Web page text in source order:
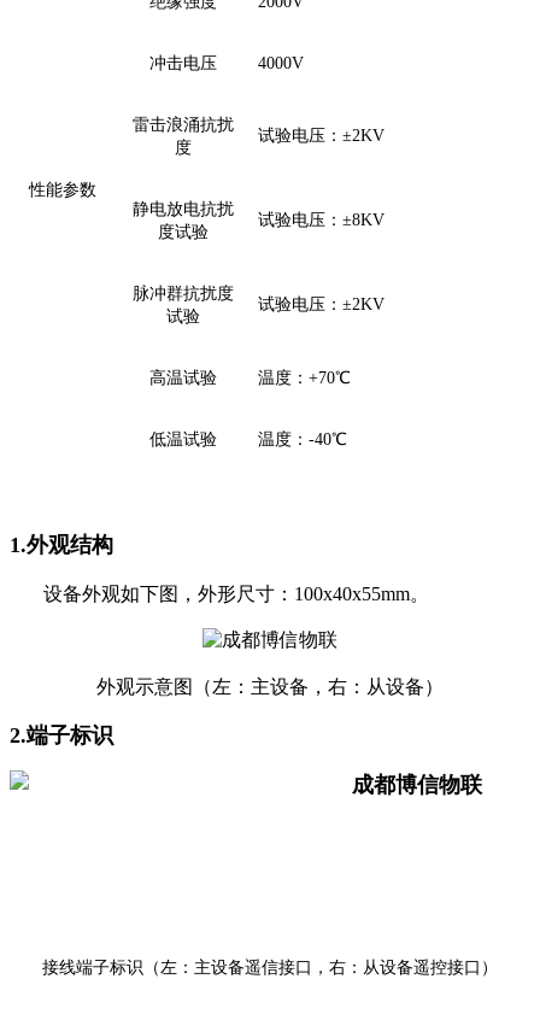
性能参数
冲击电压 4000V
雷击浪涌抗扰
度
试验电压： ±2KV
静电放电抗扰
度试验
试验电压： ±8KV
脉冲群抗扰度
试验
试验电压： ±2KV
高温试验 温度 ： +70℃
低温试验 温度 ： -40℃
1.外观结构
设备外观如下图，外形尺寸：100x40x55mm。
外观示意图（左：主设备，右：从设备）
2.端子标识
接线端子标识（左：主设备遥信接口，右：从设备遥控接口）